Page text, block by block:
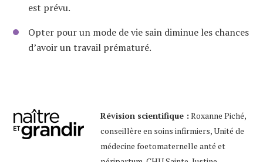
est prévu.
Opter pour un mode de vie sain diminue les chances
d’avoir un travail prématuré.
Révision scientifique : Roxanne Piché,
conseillère en soins infirmiers, Unité de
médecine foetomaternelle anté et